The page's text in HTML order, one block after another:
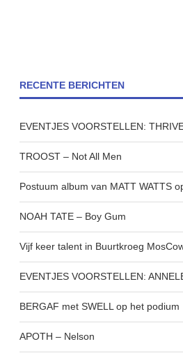
RECENTE BERICHTEN
EVENTJES VOORSTELLEN:
TROOST – Not All Men
Postuum album van MATT WATTS
NOAH TATE – Boy Gum
Vijf keer talent in Buurtkroeg
EVENTJES VOORSTELLEN:
BERGAF met SWELL op het podium
APOTH – Nelson